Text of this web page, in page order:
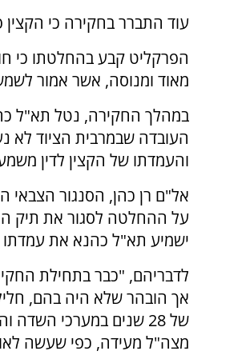
עוד התברר בחקירה כי
הפרקליט קבע בהחלטתו כי
מאוד ומנוסה, אשר אמור
במהלך החקירה, נטל תא"ל
העובדה שבמרבית הציוד לא
והעמדתו של הקצין לדין
אל"ם רן כהן, הסנגור הצבאי
על ההחלטה לסגור את תיק
ישמיע תא"ל כהנא את עמדתו
לדבריהם, "כבר בתחילת
אך הובהר שלא היה בהם,
של 28 שנים במערכי
מצה"ל מעידה, כפי שעשה